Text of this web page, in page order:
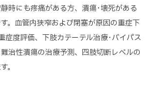
時にも疼痛がある方、潰瘍･壊死がある
。血管内狭窄および閉塞が原因の重症下
症度評価、下肢カテーテル治療･バイパス
治性潰瘍の治療予測、四肢切断レベルの
。